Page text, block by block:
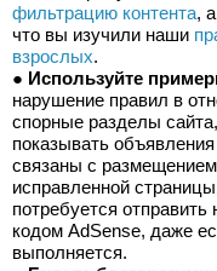
фильтрацию контента,
что вы изучили наши
взрослых.
● Используйте
нарушение правил в
спорные разделы
показывать
связаны с
исправленной
потребуется
кодом AdSense, даже
выполняется.